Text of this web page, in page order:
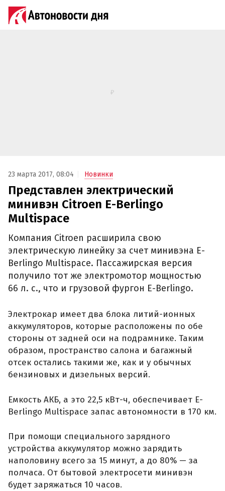
23 марта 2017, 08:04 Новинки
Представлен электрический
минивэн Citroen E-Berlingo
Multispace
Компания Citroen расширила свою
электрическую линейку за счет минивэна E-
Berlingo Multispace. Пассажирская версия
получило тот же электромотор мощностью
66 л. с., что и грузовой фургон E-Berlingo.
Электрокар имеет два блока литий-ионных
аккумуляторов, которые расположены по обе
стороны от задней оси на подрамнике. Таким
образом, пространство салона и багажный
отсек остались такими же, как и у обычных
бензиновых и дизельных версий.
Емкость АКБ, а это 22,5 кВт-ч, обеспечивает E-
Berlingo Multispace запас автономности в 170 км.
При помощи специального зарядного
устройства аккумулятор можно зарядить
наполовину всего за 15 минут, а до 80% — за
полчаса. От бытовой электросети минивэн
будет заряжаться 10 часов.